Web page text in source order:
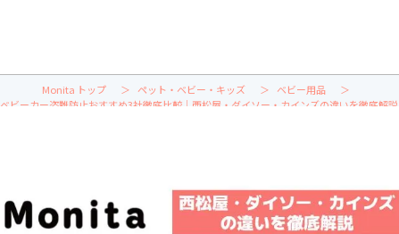
Monita トップ ペット・ベビー・キッズ
ベビー用品
ベビーカー盗難防止おすすめ3社徹底比較｜西松屋・ダイソー・カインズの違いを徹底解説